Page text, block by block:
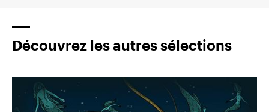
Découvrez les autres sélections